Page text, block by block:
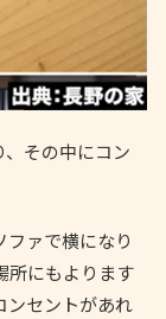
その中にコン
ァで横になり
所にもよります
ンセントがあれ